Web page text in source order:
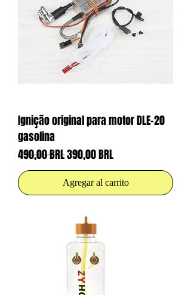
Ignição original para motor DLE-20
gasolina
Precio
490,00 BRLPrecio de oferta
390,00 BRL
Agregar al carrito